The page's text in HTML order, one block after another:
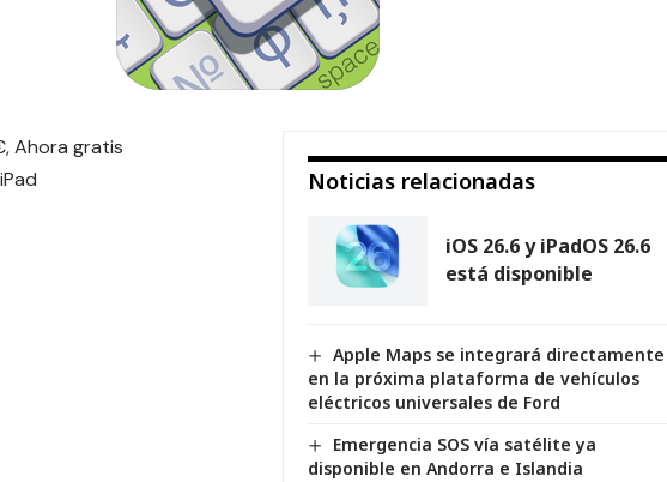
Noticias relacionadas
iOS 26.6 y iPadOS 26.6
está disponible
Apple Maps se integrará directamente
en la próxima plataforma de vehículos
eléctricos universales de Ford
Emergencia SOS vía satélite ya
disponible en Andorra e Islandia
Ahora gratis
iPad